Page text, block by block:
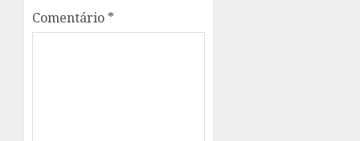
Comentário *